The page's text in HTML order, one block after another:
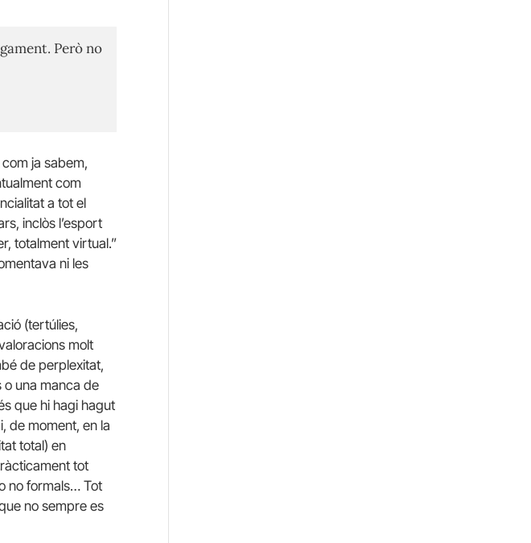
Però no
ja sabem,
com
a tot el
inclòs l’esport
totalment virtual.”
ni les
(tertúlies,
molt
de perplexitat,
una manca de
que hi hagi hagut
de moment, en la
total) en
tot
no formals… Tot
no sempre es